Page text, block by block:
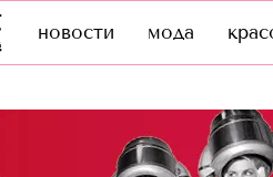
новости мода